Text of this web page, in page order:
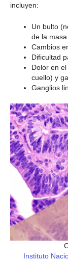
incluyen:
Un bulto
de la masa
Cambios
Dificultad
Dolor en
cuello) y
Ganglios
Instituto